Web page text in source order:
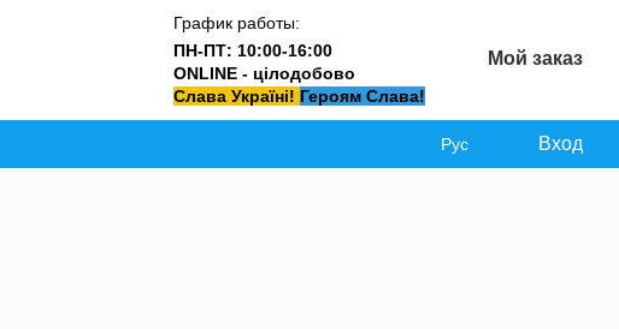
График работы:
ПН-ПТ: 10:00-16:00
ONLINE - цілодобово
Слава Україні! Героям Слава!
Мой заказ
Рус Вход